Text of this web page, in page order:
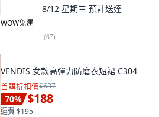
8/12 星期三 預計送達
WOW免運
(67)
VENDIS 女款高彈力防磨衣短裙 C304
首購折扣價$637
70% $188
運費 $195